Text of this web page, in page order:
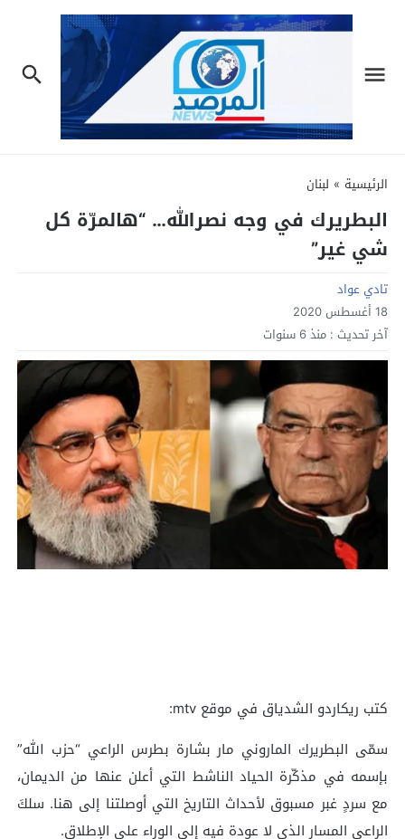
الرئيسية » لبنان
البطريرك في وجه نصرالله… “هالمرّة كل
شي غير”
تادي عواد
18 أغسطس 2020
آخر تحديث : منذ 6 سنوات
كتب ريكاردو الشدياق في موقع mtv:
سمّى البطريرك الماروني مار بشارة بطرس الراعي “حزب الله”
بإسمه في مذكّرة الحياد الناشط التي أعلن عنها من الديمان،
مع سردٍ غبر مسبوق لأحداث التاريخ التي أوصلتنا إلى هنا. سلكَ
الراعي المسار الذي لا عودة فيه إلى الوراء على الإطلاق.